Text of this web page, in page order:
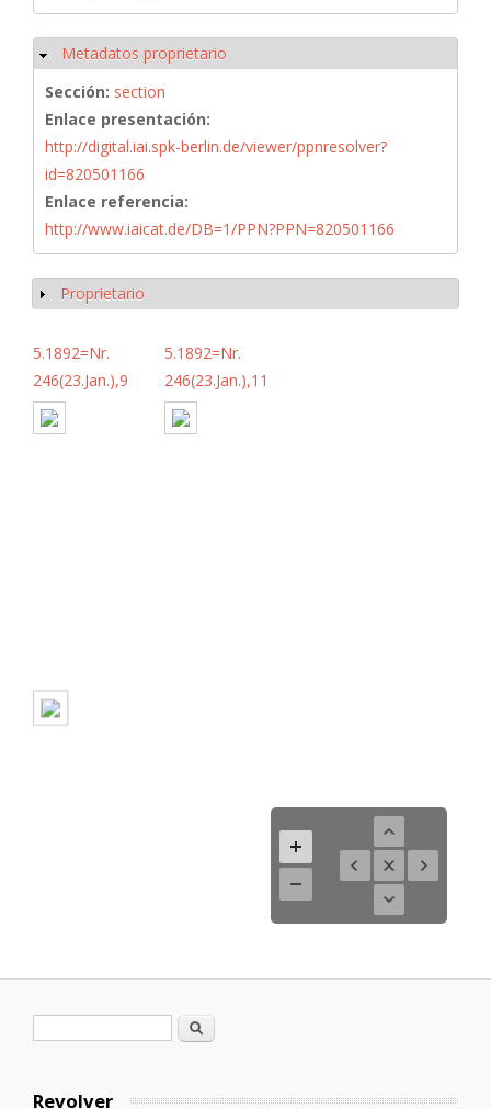
Ocultar
Metadatos proprietario
Sección: section
Enlace presentación:
http://digital.iai.spk-berlin.de/viewer/ppnresolver?
id=820501166
Enlace referencia:
http://www.iaicat.de/DB=1/PPN?PPN=820501166
Mostrar
Proprietario
5.1892=Nr.
246(23.Jan.),9
5.1892=Nr.
246(23.Jan.),11
Formulario de búsqueda
Buscar
Revolver